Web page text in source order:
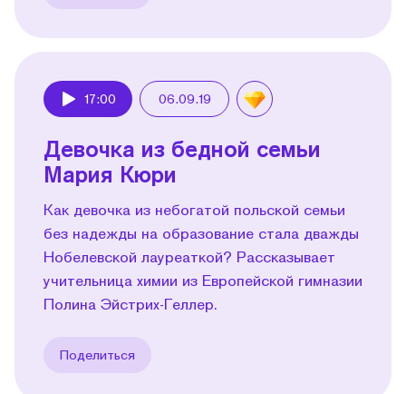
17:00 06.09.19
Девочка из бедной семьи
Мария Кюри
Как девочка из небогатой польской семьи
без надежды на образование стала дважды
Нобелевской лауреаткой? Рассказывает
учительница химии из Европейской гимназии
Полина Эйстрих-Геллер.
Поделиться